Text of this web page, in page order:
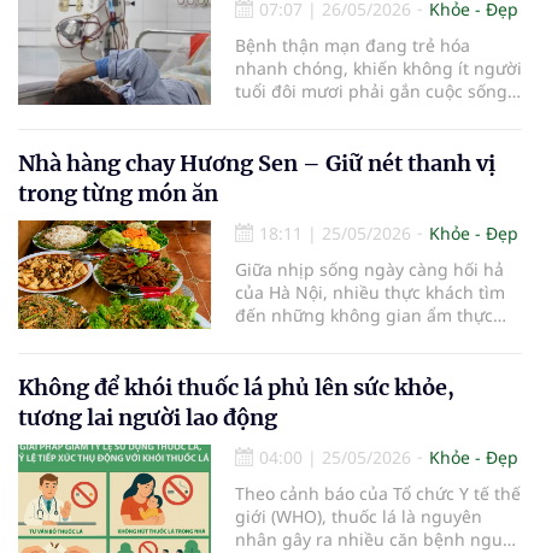
07:07 | 26/05/2026
Khỏe - Đẹp
Bệnh thận mạn đang trẻ hóa
nhanh chóng, khiến không ít người
tuổi đôi mươi phải gắn cuộc sống
và thói quen sống thiếu lành
mạnh.
Nhà hàng chay Hương Sen – Giữ nét thanh vị
trong từng món ăn
18:11 | 25/05/2026
Khỏe - Đẹp
Giữa nhịp sống ngày càng hối hả
của Hà Nội, nhiều thực khách tìm
đến những không gian ẩm thực
Nhà hàng chay Hương Sen tại số
16 Xóm Giếng, thôn Cổ Điển A,
Thanh Trì, Hà Nội là một trong
những địa điểm như thế.
Không để khói thuốc lá phủ lên sức khỏe,
tương lai người lao động
04:00 | 25/05/2026
Khỏe - Đẹp
Theo cảnh báo của Tổ chức Y tế thế
giới (WHO), thuốc lá là nguyên
nhân gây ra nhiều căn bệnh nguy